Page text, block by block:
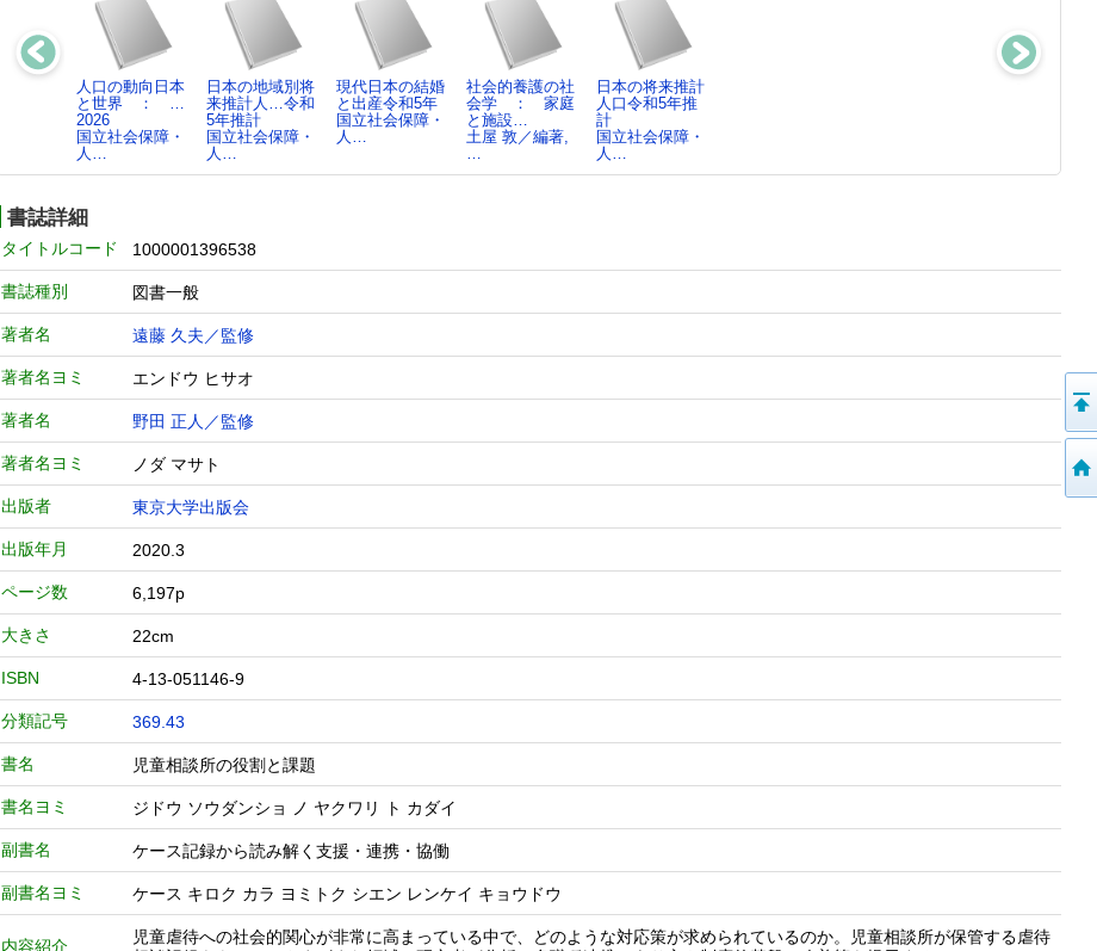
人口の動向日本
と世界 ： …
2026
国立社会保障・
人…
日本の地域別将
来推計人…令和
5年推計
国立社会保障・
人…
現代日本の結婚
と出産令和5年
国立社会保障・
人…
社会的養護の社
会学 ： 家庭
と施設…
土屋 敦／編著,
…
日本の将来推計
人口令和5年推
計
国立社会保障・
人…
書誌詳細
タイトルコード 1000001396538
書誌種別 図書一般
著者名 遠藤 久夫／監修
著者名ヨミ エンドウ ヒサオ
著者名 野田 正人／監修
著者名ヨミ ノダ マサト
出版者 東京大学出版会
出版年月 2020.3
ページ数 6,197p
大きさ 22cm
ISBN 4-13-051146-9
分類記号 369.43
書名 児童相談所の役割と課題
書名ヨミ ジドウ ソウダンショ ノ ヤクワリ ト カダイ
副書名 ケース記録から読み解く支援・連携・協働
副書名ヨミ ケース キロク カラ ヨミトク シエン レンケイ キョウドウ
内容紹介
児童虐待への社会的関心が非常に高まっている中で、どのような対応策が求められているのか。児童相談所が保管する虐待